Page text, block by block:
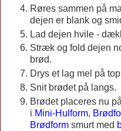
Røres sammen på
dejen er blank og
Lad dejen hvile -
Stræk og fold dejen
brød.
Drys et lag mel på
Snit brødet på langs.
Brødet placeres nu på
i Mini-Hulform,
Brødform smurt med